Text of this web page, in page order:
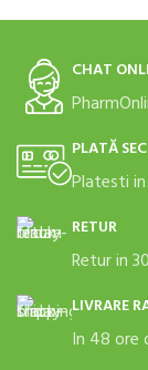
CHAT
PLATĂ
Platesti
RETUR
Retur in
LIVRARE
In 48 ore